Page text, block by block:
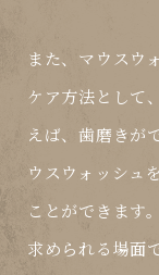
また、マウスウ
ケア方法として
えば、歯磨きが
ウスウォッシュ
ことができます
求められる場面